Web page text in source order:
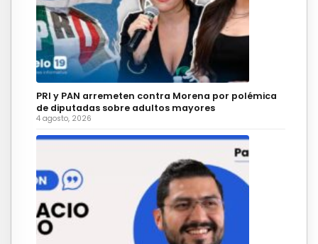
PRI y PAN arremeten contra Morena por polémica
de diputadas sobre adultos mayores
4 agosto, 2026